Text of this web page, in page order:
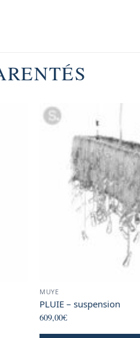
MUYE
PLUIE – suspension
609,00€